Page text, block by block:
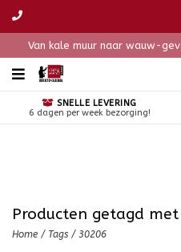
Van kale muur naar wauw-
SNELLE LEVERING
6 dagen per week bezorging!
Producten getagd
Home / Tags / 30206